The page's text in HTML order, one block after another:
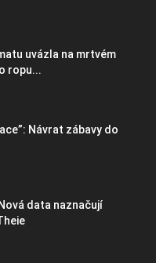
uvázla na mrtvém
ropu...
Návrat zábavy do
data naznačují